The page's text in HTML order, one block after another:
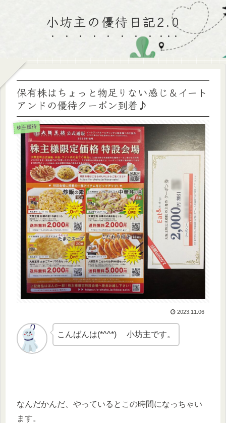
小坊主の優待日記2.0
保有株はちょっと物足りない感じ＆イート
アンドの優待クーポン到着♪
株主優待
2023.11.06
こんばんは(*^^*) 小坊主です。
なんだかんだ、やっているとこの時間になっちゃい
ます。